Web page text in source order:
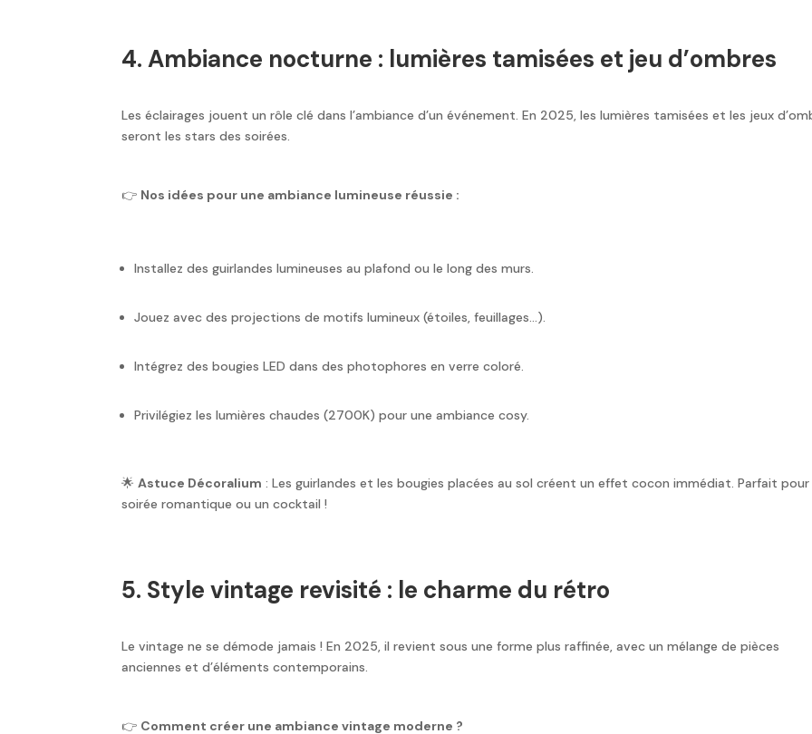
4. Ambiance nocturne : lumières tamisées et jeu d’ombres
Les éclairages jouent un rôle clé dans l’ambiance d’un événement. En 2025, les lumières tamisées et les jeux
seront les stars des soirées.
👉 Nos idées pour une ambiance lumineuse réussie :
Installez des guirlandes lumineuses au plafond ou le long des murs.
Jouez avec des projections de motifs lumineux (étoiles, feuillages…).
Intégrez des bougies LED dans des photophores en verre coloré.
Privilégiez les lumières chaudes (2700K) pour une ambiance cosy.
🌟Astuce Décoralium : Les guirlandes et les bougies placées au sol créent un effet cocon immédiat. Parfait pour
soirée romantique ou un cocktail !
5. Style vintage revisité : le charme du rétro
Le vintage ne se démode jamais ! En 2025, il revient sous une forme plus raffinée, avec un mélange de pièces
anciennes et d’éléments contemporains.
👉 Comment créer une ambiance vintage moderne ?